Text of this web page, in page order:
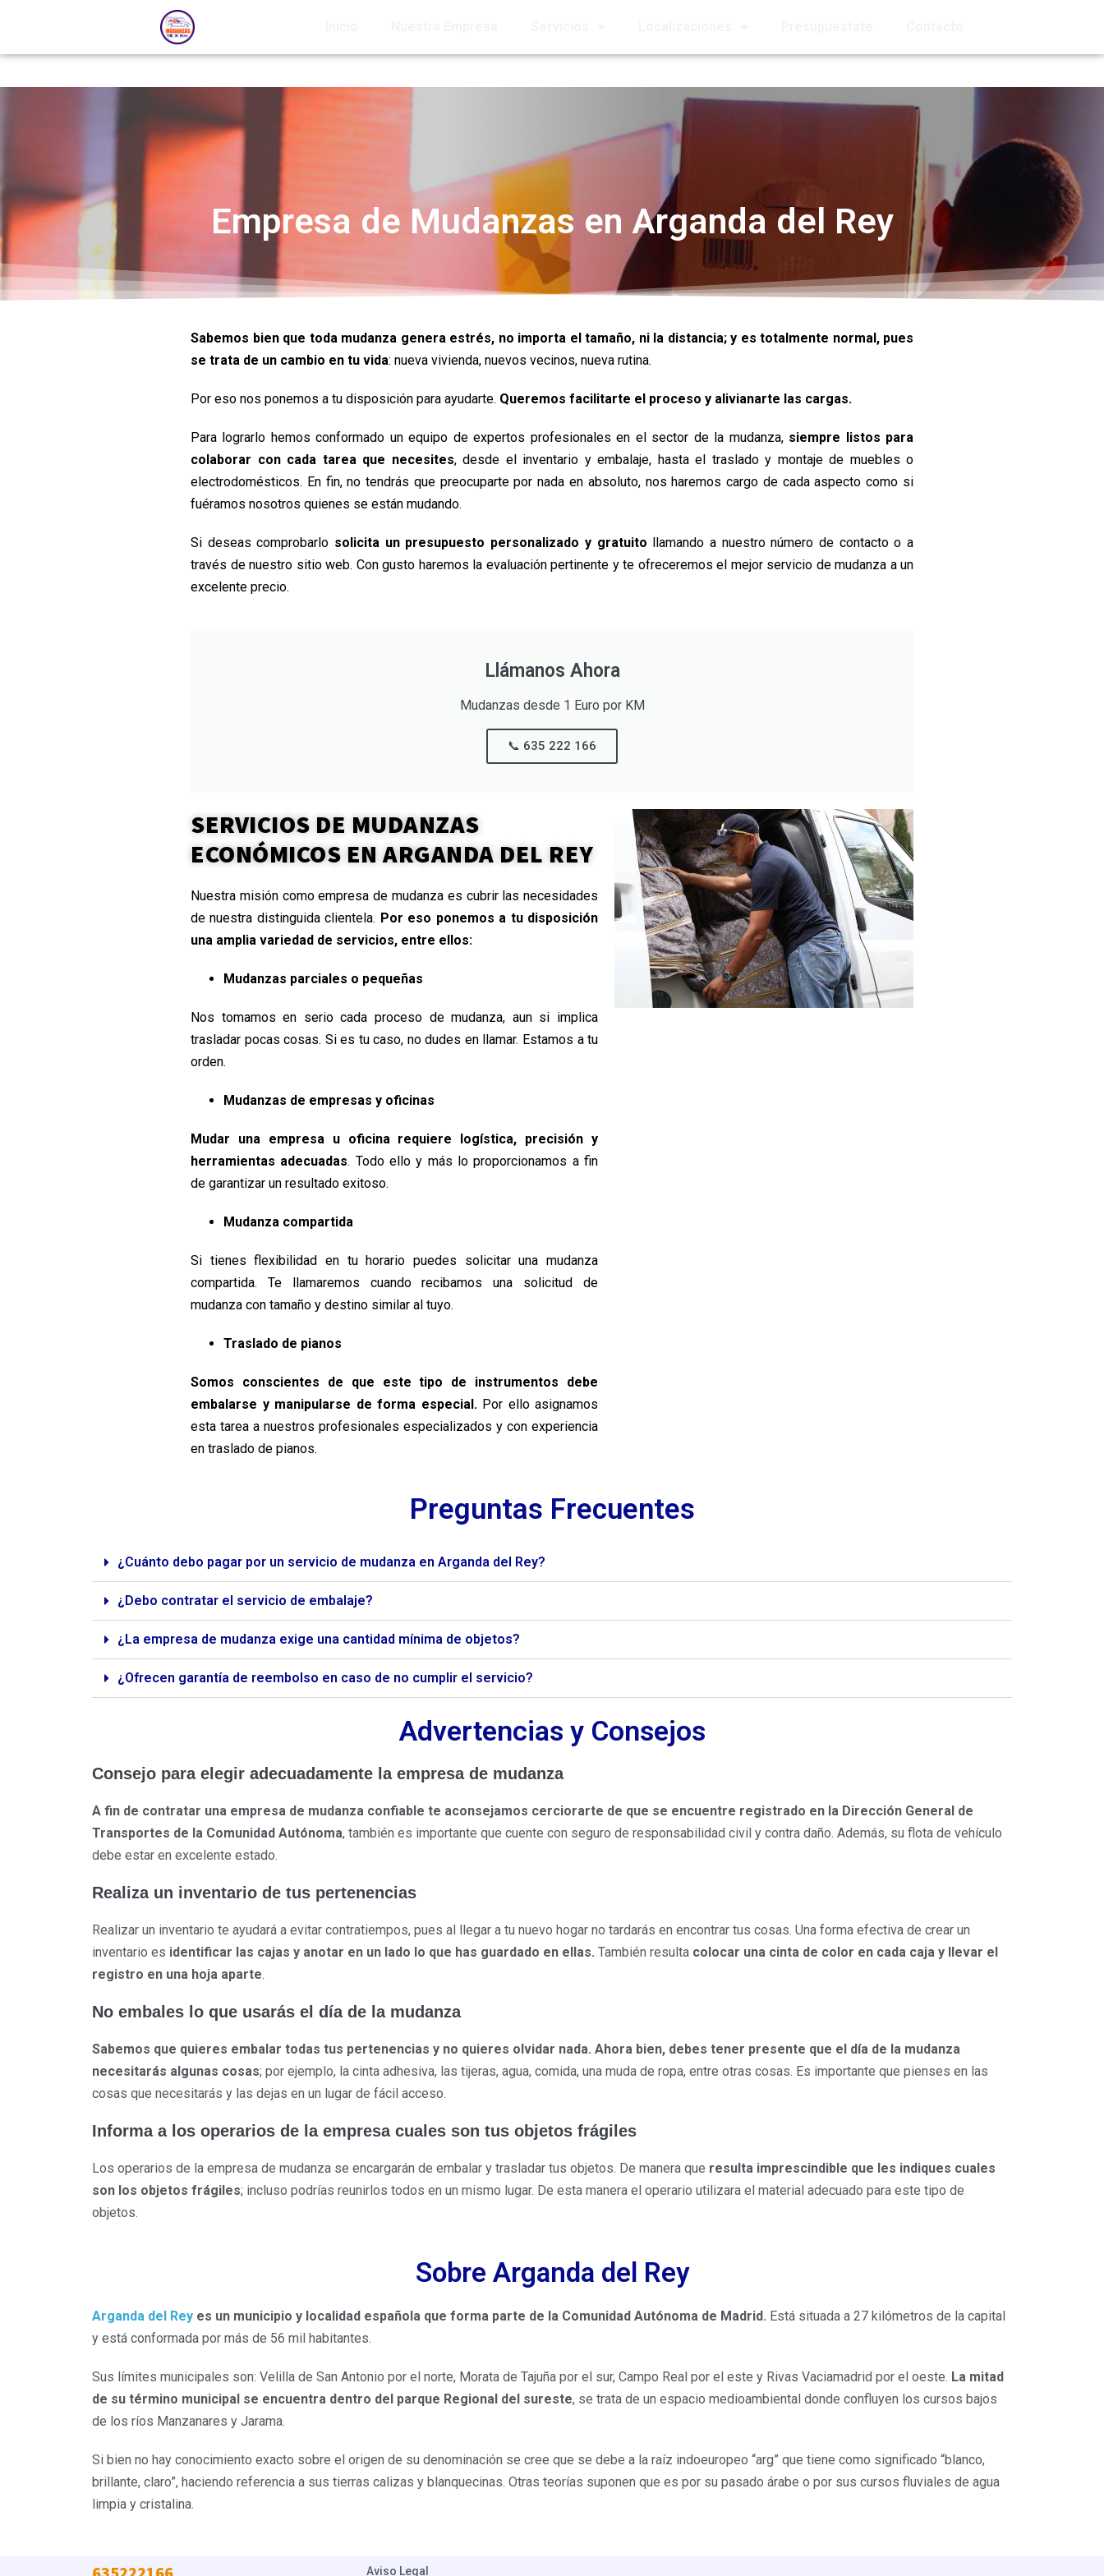
Empresa de Mudanzas en Arganda del Rey
Sabemos bien que toda mudanza genera estrés, no importa el tamaño, ni la distancia; y es totalmente normal, pues
se trata de un cambio en tu vida: nueva vivienda, nuevos vecinos, nueva rutina.
Por eso nos ponemos a tu disposición para ayudarte. Queremos facilitarte el proceso y alivianarte las cargas.
Para lograrlo hemos conformado un equipo de expertos profesionales en el sector de la mudanza, siempre listos para
colaborar con cada tarea que necesites, desde el inventario y embalaje, hasta el traslado y montaje de muebles o
electrodomésticos. En fin, no tendrás que preocuparte por nada en absoluto, nos haremos cargo de cada aspecto como si
fuéramos nosotros quienes se están mudando.
Si deseas comprobarlo solicita un presupuesto personalizado y gratuito llamando a nuestro número de contacto o a
través de nuestro sitio web. Con gusto haremos la evaluación pertinente y te ofreceremos el mejor servicio de mudanza a un
excelente precio.
Llámanos Ahora
Mudanzas desde 1 Euro por KM
📞 635 222 166​
SERVICIOS DE MUDANZAS
ECONÓMICOS EN ARGANDA DEL REY
Nuestra misión como empresa de mudanza es cubrir las necesidades
de nuestra distinguida clientela. Por eso ponemos a tu disposición
una amplia variedad de servicios, entre ellos:
Mudanzas parciales o pequeñas
Nos tomamos en serio cada proceso de mudanza, aun si implica
trasladar pocas cosas. Si es tu caso, no dudes en llamar. Estamos a tu
orden.
Mudanzas de empresas y oficinas
Mudar una empresa u oficina requiere logística, precisión y
herramientas adecuadas. Todo ello y más lo proporcionamos a fin
de garantizar un resultado exitoso.
Mudanza compartida
Si tienes flexibilidad en tu horario puedes solicitar una mudanza
compartida. Te llamaremos cuando recibamos una solicitud de
mudanza con tamaño y destino similar al tuyo.
Traslado de pianos
Somos conscientes de que este tipo de instrumentos debe
embalarse y manipularse de forma especial.Por ello asignamos
esta tarea a nuestros profesionales especializados y con experiencia
en traslado de pianos.
Preguntas Frecuentes
¿Cuánto debo pagar por un servicio de mudanza en Arganda del Rey?
¿Debo contratar el servicio de embalaje?
¿La empresa de mudanza exige una cantidad mínima de objetos?
¿Ofrecen garantía de reembolso en caso de no cumplir el servicio?
Advertencias y Consejos
Consejo para elegir adecuadamente la empresa de mudanza
A fin de contratar una empresa de mudanza confiable te aconsejamos cerciorarte de que se encuentre registrado en la Dirección General de
Transportes de la Comunidad Autónoma, también es importante que cuente con seguro de responsabilidad civil y contra daño. Además, su flota de vehículo
debe estar en excelente estado.
Realiza un inventario de tus pertenencias
Realizar un inventario te ayudará a evitar contratiempos, pues al llegar a tu nuevo hogar no tardarás en encontrar tus cosas. Una forma efectiva de crear un
inventario es identificar las cajas y anotar en un lado lo que has guardado en ellas. También resulta colocar una cinta de color en cada caja y llevar el
registro en una hoja aparte.
No embales lo que usarás el día de la mudanza
Sabemos que quieres embalar todas tus pertenencias y no quieres olvidar nada. Ahora bien, debes tener presente que el día de la mudanza
necesitarás algunas cosas; por ejemplo, la cinta adhesiva, las tijeras, agua, comida, una muda de ropa, entre otras cosas. Es importante que pienses en las
cosas que necesitarás y las dejas en un lugar de fácil acceso.
Informa a los operarios de la empresa cuales son tus objetos frágiles
Los operarios de la empresa de mudanza se encargarán de embalar y trasladar tus objetos. De manera que resulta imprescindible que les indiques cuales
son los objetos frágiles; incluso podrías reunirlos todos en un mismo lugar. De esta manera el operario utilizara el material adecuado para este tipo de
objetos.
Sobre Arganda del Rey
Arganda del Rey es un municipio y localidad española que forma parte de la Comunidad Autónoma de Madrid. Está situada a 27 kilómetros de la capital
y está conformada por más de 56 mil habitantes.
Sus límites municipales son: Velilla de San Antonio por el norte, Morata de Tajuña por el sur, Campo Real por el este y Rivas Vaciamadrid por el oeste. La mitad
de su término municipal se encuentra dentro del parque Regional del sureste, se trata de un espacio medioambiental donde confluyen los cursos bajos
de los ríos Manzanares y Jarama.
Si bien no hay conocimiento exacto sobre el origen de su denominación se cree que se debe a la raíz indoeuropeo “arg” que tiene como significado “blanco,
brillante, claro”, haciendo referencia a sus tierras calizas y blanquecinas. Otras teorías suponen que es por su pasado árabe o por sus cursos fluviales de agua
limpia y cristalina.
Aviso Legal